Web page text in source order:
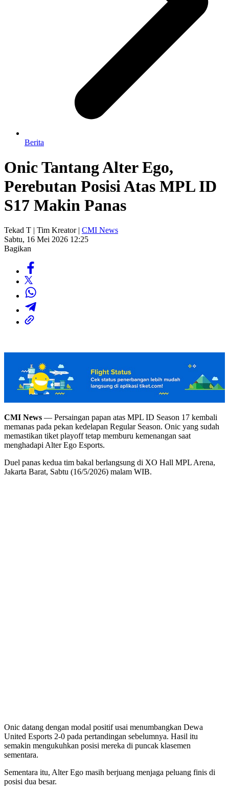
Berita
Onic Tantang Alter Ego,
Perebutan Posisi Atas MPL ID
S17 Makin Panas
Tekad T | Tim Kreator | CMI News
Sabtu, 16 Mei 2026 12:25
Bagikan
CMI News — Persaingan papan atas MPL ID Season 17 kembali
memanas pada pekan kedelapan Regular Season. Onic yang sudah
memastikan tiket playoff tetap memburu kemenangan saat
menghadapi Alter Ego Esports.
Duel panas kedua tim bakal berlangsung di XO Hall MPL Arena,
Jakarta Barat, Sabtu (16/5/2026) malam WIB.
Onic datang dengan modal positif usai menumbangkan Dewa
United Esports 2-0 pada pertandingan sebelumnya. Hasil itu
semakin mengukuhkan posisi mereka di puncak klasemen
sementara.
Sementara itu, Alter Ego masih berjuang menjaga peluang finis di
posisi dua besar.